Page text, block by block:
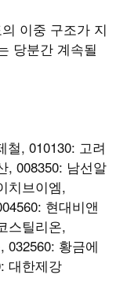
이중 구조가 지
당분간 계속될
철, 010130: 고려
, 008350: 남선알
치브이엠,
현대비앤
스틸리온,
032560: 황금에
대한제강